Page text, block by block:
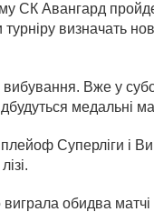
СК Авангард
визначать
Вже у
медальні
Суперліги і
обидва